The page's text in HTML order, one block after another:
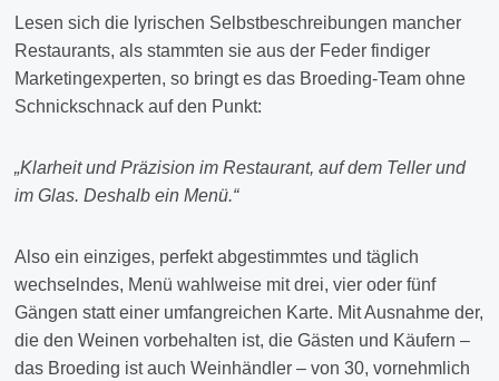
Lesen sich die lyrischen Selbstbeschreibungen mancher
Restaurants, als stammten sie aus der Feder findiger
Marketingexperten, so bringt es das Broeding-Team ohne
Schnickschnack auf den Punkt:
„Klarheit und Präzision im Restaurant, auf dem Teller und
im Glas. Deshalb ein Menü.“
Also ein einziges, perfekt abgestimmtes und täglich
wechselndes, Menü wahlweise mit drei, vier oder fünf
Gängen statt einer umfangreichen Karte. Mit Ausnahme der,
die den Weinen vorbehalten ist, die Gästen und Käufern –
das Broeding ist auch Weinhändler – von 30, vornehmlich